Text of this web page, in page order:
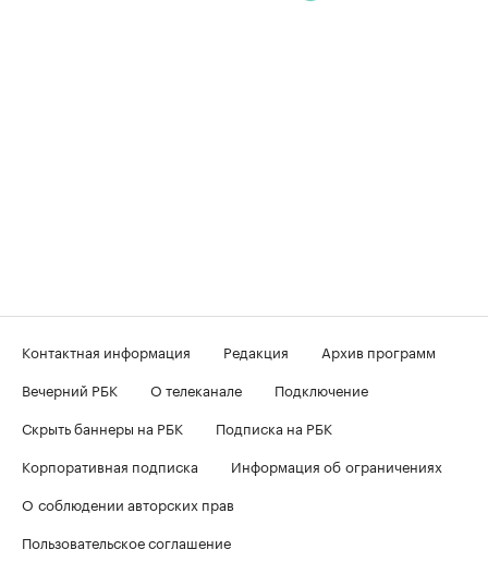
Контактная информация Редакция
Архив программ
Вечерний РБК
О телеканале
Подключение
Скрыть баннеры на РБК
Подписка на РБК
Корпоративная подписка
Информация об ограничениях
О соблюдении авторских прав
Пользовательское соглашение